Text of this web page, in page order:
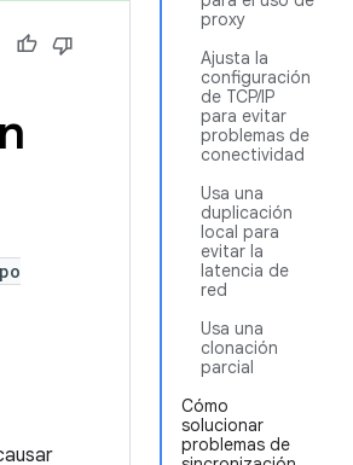
proxy
Ajusta la
configuración
de TCP/IP
para evitar
problemas de
conectividad
Usa una
duplicación
local para
evitar la
latencia de
red
Usa una
clonación
parcial
Cómo
solucionar
problemas de